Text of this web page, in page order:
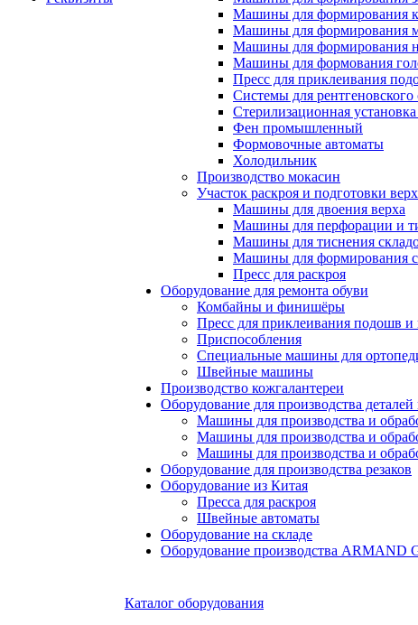
Машины для формирования
Машины для формирования
Машины для формирования
Машины для формования
Пресс для приклеивания
Системы для рентгеновского
Стерилизационная
Фен промышленный
Формовочные автоматы
Холодильник
Производство мокасин
Участок раскроя и подготовки
Машины для двоения верха
Машины для перфорации и
Машины для тиснения
Машины для формирования
Пресс для раскроя
Оборудование для ремонта обуви
Комбайны и финишёры
Пресс для приклеивания подошв и
Приспособления
Специальные машины для
Швейные машины
Производство кожгалантереи
Оборудование для производства деталей
Машины для производства и
Машины для производства и
Машины для производства и
Оборудование для производства резаков
Оборудование из Китая
Пресса для раскроя
Швейные автоматы
Оборудование на складе
Оборудование производства ARMAND
Каталог оборудования